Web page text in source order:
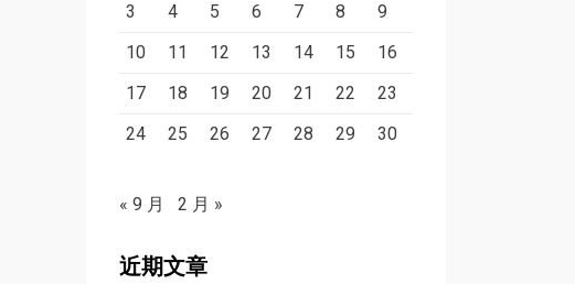
3
4 5 6 7 8
9
10
11 12 13 14 15
16
17
18 19 20 21 22
23
24
25 26 27 28 29 30
« 9 月 2 月 »
近期文章